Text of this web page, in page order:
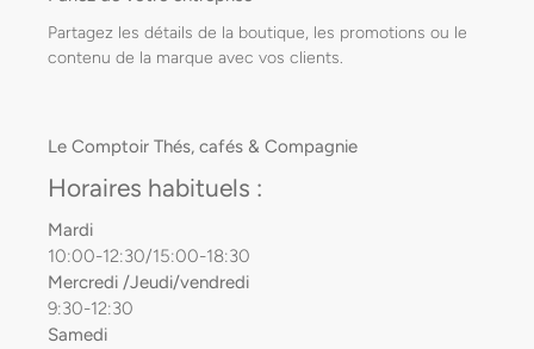
Partagez les détails de la boutique, les promotions ou le
contenu de la marque avec vos clients.
Le Comptoir Thés, cafés & Compagnie
Horaires habituels :
Mardi
10:00-12:30/15:00-18:30
Mercredi /Jeudi/vendredi
9:30-12:30
Samedi